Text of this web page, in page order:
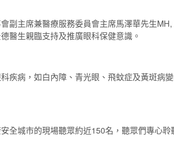
副主席兼醫療服務委員會主席馬澤華先生
醫生親臨支持及推廣眼科保健意識。
疾病，如白內障、青光眼、飛蚊症及黃斑病
全城市的現場聽眾約近150名，聽眾們專心